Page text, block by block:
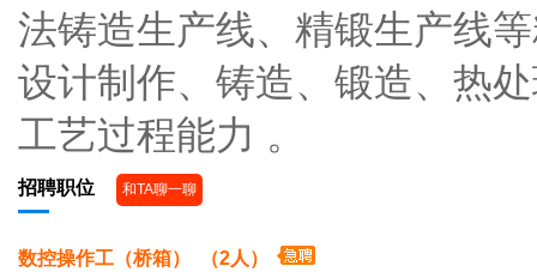
法铸造生产线、精锻生产线
设计制作、铸造、锻造、热
工艺过程能力 。
招聘职位 和TA聊一聊
数控操作工（桥箱） （2人）